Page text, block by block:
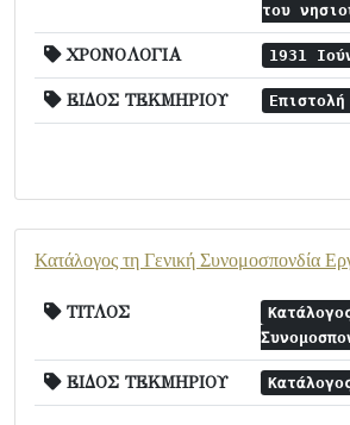
του
ΧΡΟΝΟΛΟΓΙΑ 1931
ΕΙΔΟΣ ΤΕΚΜΗΡΙΟΥ Επιστολή
Κατάλογος τη Γενική Συνομοσπονδία
ΤΙΤΛΟΣ
ΕΙΔΟΣ ΤΕΚΜΗΡΙΟΥ